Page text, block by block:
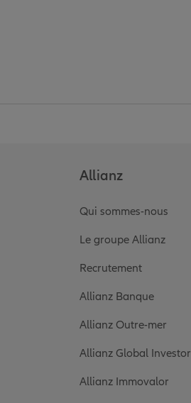
Allianz
Qui sommes-nous
Le groupe Allianz
Recrutement
Allianz Banque
Allianz Outre-mer
Allianz Global Investor
Allianz Immovalor